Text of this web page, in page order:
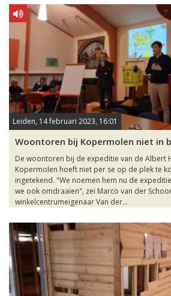
Leiden, 14 februari 2023, 16:01
Woontoren bij Kopermolen niet in
De woontoren bij de expeditie van de Albert
Kopermolen hoeft niet per se op de plek te
ingetekend. "We noemen hem nu de
we ook omdraaien", zei Marco van der
winkelcentrumeigenaar Van der...